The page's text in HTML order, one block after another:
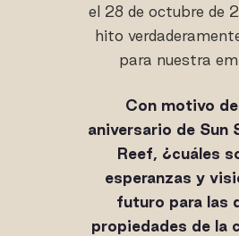
el 28 de octubre de
hito
para nuestra
Con motivo
aniversario de Sun
Reef, ¿cuáles
esperanzas y
futuro para las
propiedades de la